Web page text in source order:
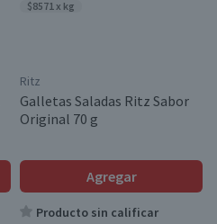
$8571 x kg
Ritz
Galletas Saladas Ritz Sabor
Original 70 g
Agregar
Producto sin calificar